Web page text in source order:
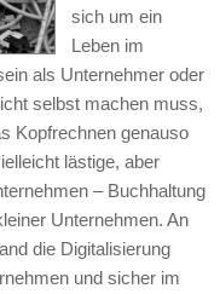
sich um ein
Leben im
als Unternehmer oder
selbst machen muss,
Kopfrechnen genauso
lästige, aber
– Buchhaltung
Unternehmen. An
die Digitalisierung
und sicher im